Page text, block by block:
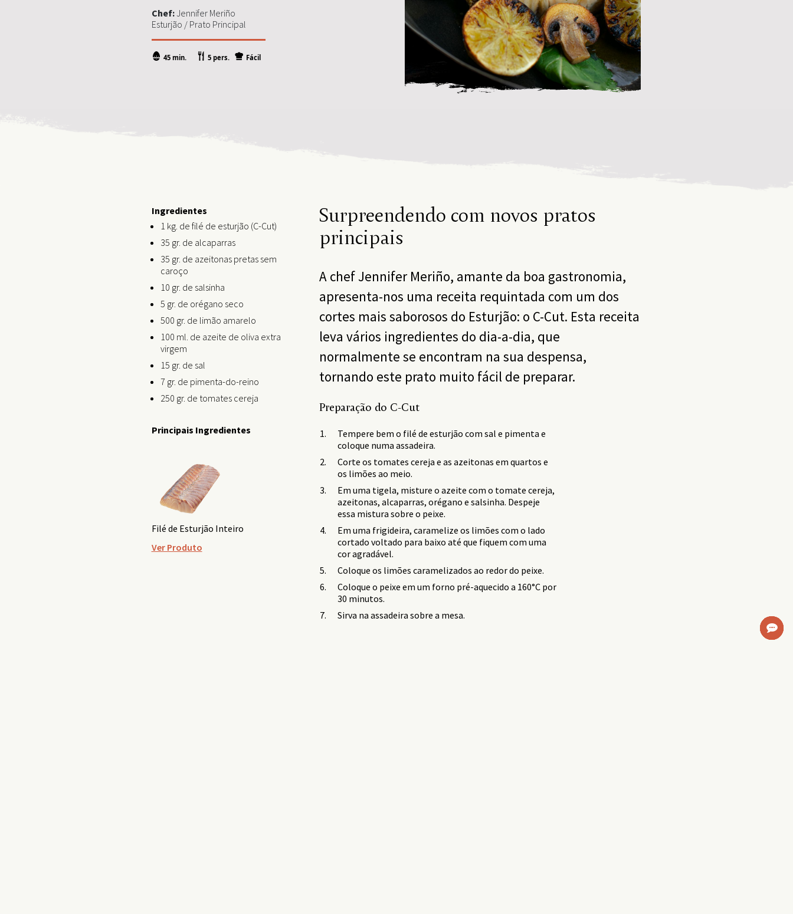
Chef:Jennifer Meriño
Esturjão / Prato Principal
45 min. 5 pers. Fácil
Ingredientes
1 kg. de filé de esturjão (C-Cut)
35 gr. de alcaparras
35 gr. de azeitonas pretas sem
caroço
10 gr. de salsinha
5 gr. de orégano seco
500 gr. de limão amarelo
100 ml. de azeite de oliva extra
virgem
15 gr. de sal
7 gr. de pimenta-do-reino
250 gr. de tomates cereja
Principais Ingredientes
Filé de Esturjão Inteiro
Ver Produto
Surpreendendo com novos pratos
principais
A chef Jennifer Meriño, amante da boa gastronomia,
apresenta-nos uma receita requintada com um dos
cortes mais saborosos do Esturjão: o C-Cut. Esta receita
leva vários ingredientes do dia-a-dia, que
normalmente se encontram na sua despensa,
tornando este prato muito fácil de preparar.
Preparação do C-Cut
Tempere bem o filé de esturjão com sal e pimenta e
coloque numa assadeira.
Corte os tomates cereja e as azeitonas em quartos e
os limões ao meio.
Em uma tigela, misture o azeite com o tomate cereja,
azeitonas, alcaparras, orégano e salsinha. Despeje
essa mistura sobre o peixe.
Em uma frigideira, caramelize os limões com o lado
cortado voltado para baixo até que fiquem com uma
cor agradável.
Coloque os limões caramelizados ao redor do peixe.
Coloque o peixe em um forno pré-aquecido a 160°C por
30 minutos.
Sirva na assadeira sobre a mesa.